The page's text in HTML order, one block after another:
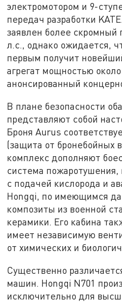
электромотором и 9-
передач разработки
заявлен более скромный
л.с., однако ожидается,
первым получит
агрегат мощностью
анонсированный
В плане безопасности
представляют собой
Броня Aurus
(защита от бронебойных
комплекс дополняют
система
с подачей кислорода и
Hongqi, по имеющимся
композиты из военной
керамики. Его кабина
имеет независимую
от химических и
Существенно
машин. Hongqi N701
исключительно для